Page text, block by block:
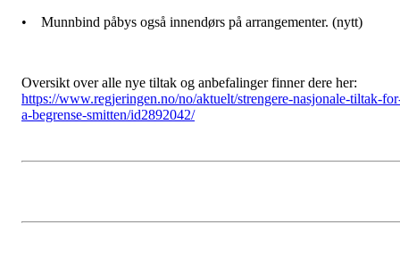
•
Munnbind påbys også innendørs på arrangementer. (nytt)
Oversikt over alle nye tiltak og anbefalinger finner dere her:
https://www.regjeringen.no/no/aktuelt/strengere-nasjonale-tiltak-
a-begrense-smitten/id2892042/